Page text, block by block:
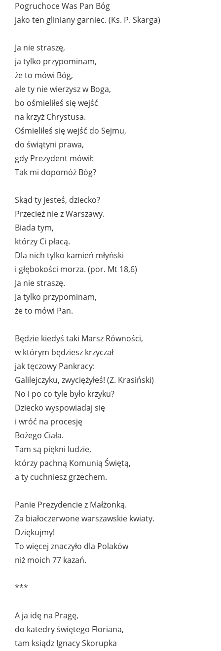
Pogruchoce Was Pan Bóg
jako ten gliniany garniec. (Ks. P. Skarga)
Ja nie straszę,
ja tylko przypominam,
że to mówi Bóg,
ale ty nie wierzysz w Boga,
bo ośmieliłeś się wejść
na krzyż Chrystusa.
Ośmieliłeś się wejść do Sejmu,
do świątyni prawa,
gdy Prezydent mówił:
Tak mi dopomóż Bóg?
Skąd ty jesteś, dziecko?
Przecież nie z Warszawy.
Biada tym,
którzy Ci płacą.
Dla nich tylko kamień młyński
i głębokości morza. (por. Mt 18,6)
Ja nie straszę.
Ja tylko przypominam,
że to mówi Pan.
Będzie kiedyś taki Marsz Równości,
w którym będziesz krzyczał
jak tęczowy Pankracy:
Galilejczyku, zwyciężyłeś! (Z. Krasiński)
No i po co tyle było krzyku?
Dziecko wyspowiadaj się
i wróć na procesję
Bożego Ciała.
Tam są piękni ludzie,
którzy pachną Komunią Świętą,
a ty cuchniesz grzechem.
Panie Prezydencie z Małżonką.
Za białoczerwone warszawskie kwiaty.
Dziękujmy!
To więcej znaczyło dla Polaków
niż moich 77 kazań.
***
A ja idę na Pragę,
do katedry świętego Floriana,
tam ksiądz Ignacy Skorupka